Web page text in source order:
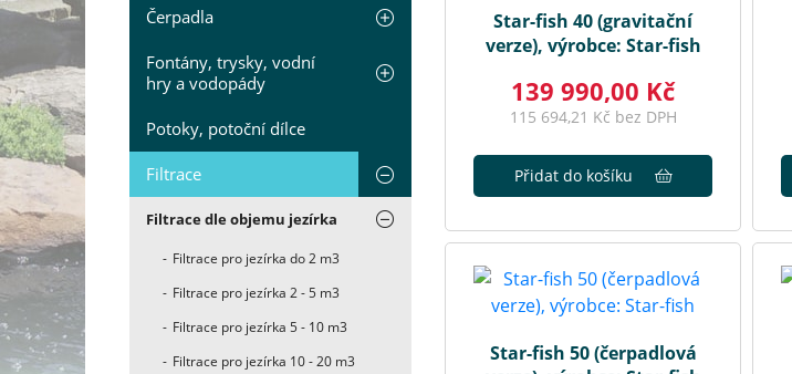
Čerpadla
Fontány, trysky, vodní
hry a vodopády
Potoky, potoční dílce
Filtrace
Filtrace dle objemu jezírka
Filtrace pro jezírka do 2 m3
Filtrace pro jezírka 2 - 5 m3
Filtrace pro jezírka 5 - 10 m3
Filtrace pro jezírka 10 - 20 m3
Star-fish 40 (gravitační
verze), výrobce: Star-fish
139 990,00 Kč
115 694,21 Kč bez DPH
Přidat do košíku
Star-fish 50 (čerpadlová